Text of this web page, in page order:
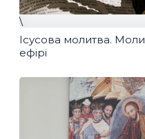
\
Ісусова молитва.
ефірі